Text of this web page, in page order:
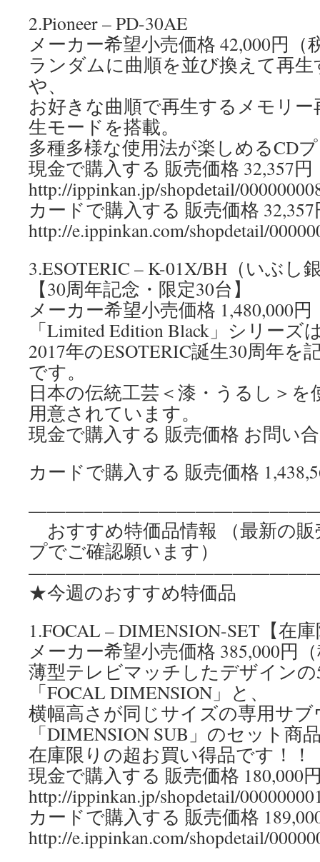
2.Pioneer – PD-30AE
メーカー希望小売価格 42,000円（
ランダムに曲順を並び換えて再
や、
お好きな曲順で再生するメモリ
生モードを搭載。
多種多様な使用法が楽しめるCD
現金で購入する 販売価格 32,357円
http://ippinkan.jp/shopdetail/
カードで購入する 販売価格
http://e.ippinkan.com/shopdetail/
3.ESOTERIC – K-01X/BH（いぶし
【30周年記念・限定30台】
メーカー希望小売価格 1,480,000
「Limited Edition Black」シリーズ
2017年のESOTERIC誕生30周年を
です。
日本の伝統工芸＜漆・うるし＞を
用意されています。
現金で購入する 販売価格 お問い
カードで購入する 販売価格
おすすめ特価品情報 （最新の
プでご確認願います）
★今週のおすすめ特価品
1.FOCAL – DIMENSION-SET【在
メーカー希望小売価格 385,000円
薄型テレビマッチしたデザイン
「FOCAL DIMENSION」と、
横幅高さが同じサイズの専用サブ
「DIMENSION SUB」のセット商
在庫限りの超お買い得品です！！
現金で購入する 販売価格 180,000
http://ippinkan.jp/shopdetail/
カードで購入する 販売価格
http://e.ippinkan.com/shopdetail/